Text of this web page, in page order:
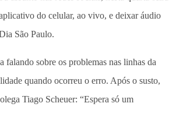
do celular, ao vivo, e deixar áudio
São Paulo.
falando sobre os problemas nas linhas da
quando ocorreu o erro. Após o susto,
Tiago Scheuer: “Espera só um